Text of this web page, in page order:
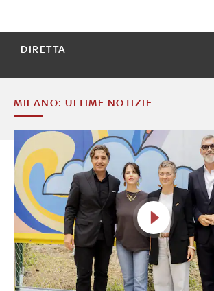
DIRETTA
MILANO: ULTIME NOTIZIE